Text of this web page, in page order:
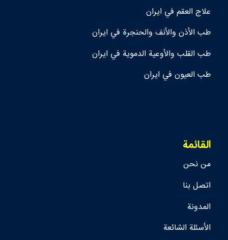
علاج العقم في ايران
طب الأذن والأنف والحنجرة في ايران
طب القلب والأوعية الدموية في ايران
طب العيون في ايران
القائمة
من نحن
اتصل بنا
المدونة
الأسئلة الشائعة